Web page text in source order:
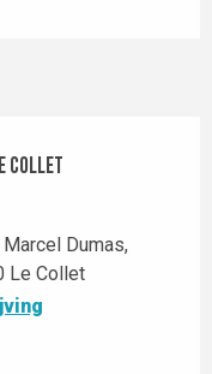
Collet
Dumas,
Le Collet